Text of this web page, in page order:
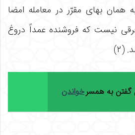
همان بهای مقرّر در معامله امضا
نیست که فروشنده عمداً دروغ
(۲)
خواندنبه همسر